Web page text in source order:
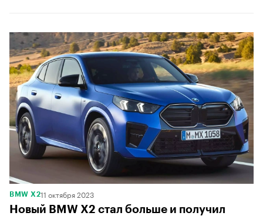
BMW X211 октября 2023
Новый BMW X2 стал больше и получил